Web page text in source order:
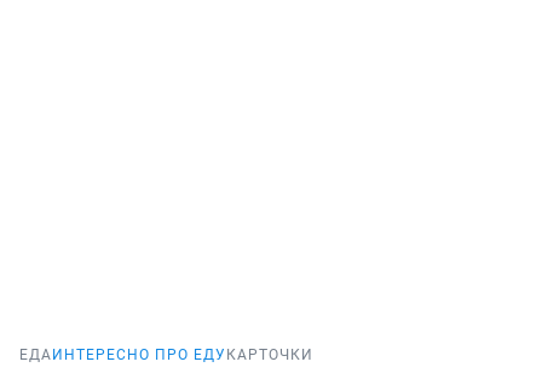
ЕДА ИНТЕРЕСНО ПРО ЕДУ КАРТОЧКИ